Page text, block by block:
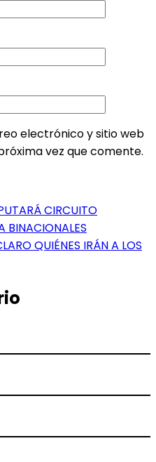
electrónico y sitio web
vez que comente.
CIRCUITO
BINACIONALES
QUIÉNES IRÁN A LOS